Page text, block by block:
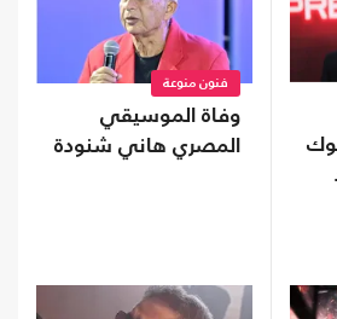
فنون منوعة
وفاة الموسيقي
المصري هاني شنودة